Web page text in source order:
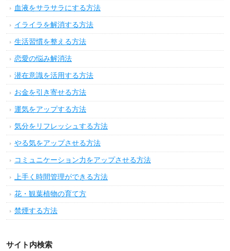
血液をサラサラにする方法
イライラを解消する方法
生活習慣を整える方法
恋愛の悩み解消法
潜在意識を活用する方法
お金を引き寄せる方法
運気をアップする方法
気分をリフレッシュする方法
やる気をアップさせる方法
コミュニケーション力をアップさせる方法
上手く時間管理ができる方法
花・観葉植物の育て方
禁煙する方法
サイト内検索